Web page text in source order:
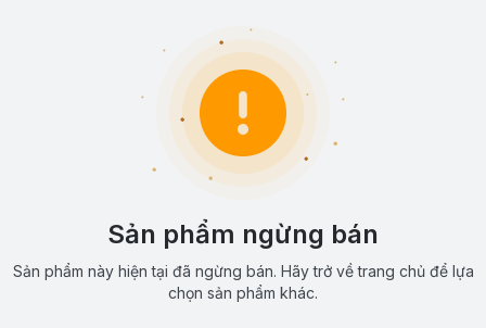
Sản phẩm ngừng bán
Sản phẩm này hiện tại đã ngừng bán. Hãy trở về trang chủ để lựa
chọn sản phẩm khác.